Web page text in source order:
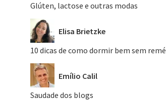
Glúten, lactose e outras modas
Elisa Brietzke
10 dicas de como dormir bem sem
Emílio Calil
Saudade dos blogs